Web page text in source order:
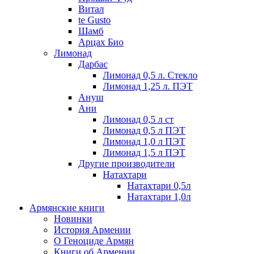
Витал
te Gusto
Шамб
Арцах Био
Лимонад
Дарбас
Лимонад 0,5 л. Стекло
Лимонад 1,25 л. ПЭТ
Ануш
Ани
Лимонад 0,5 л ст
Лимонад 0,5 л ПЭТ
Лимонад 1,0 л ПЭТ
Лимонад 1,5 л ПЭТ
Другие производители
Натахтари
Натахтари 0,5л
Натахтари 1,0л
Армянские книги
Новинки
История Армении
О Геноциде Армян
Книги об Армении